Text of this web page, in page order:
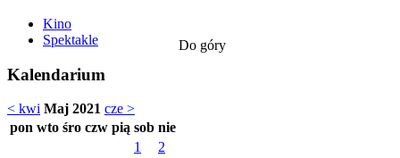
Kino
Spektakle
Kalendarium
< kwi Maj 2021 cze >
pon wto śro czw pią sob nie
1
2
Do góry